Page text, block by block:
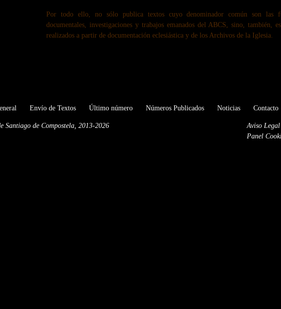
Por todo ello, no sólo publica textos cuyo denominador común son las
documentales, investigaciones y trabajos emanados del ABCS, sino, también,
realizados a partir de documentación eclesiástica y de los Archivos de la Iglesia.
Envío de Textos Último número Números Publicados Noticias Contacto
Aviso Legal
Panel
de Compostela, 2013-2026